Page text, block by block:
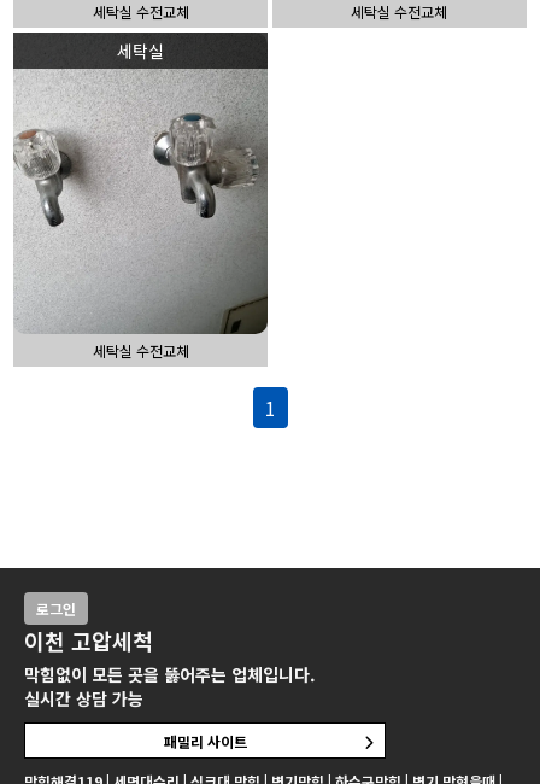
세탁실 수전교체 세탁실 수전교체
세탁실
세탁실 수전교체
1
로그인
이천 고압세척
막힘없이 모든 곳을 뚫어주는 업체입니다.
실시간 상담 가능
패밀리 사이트